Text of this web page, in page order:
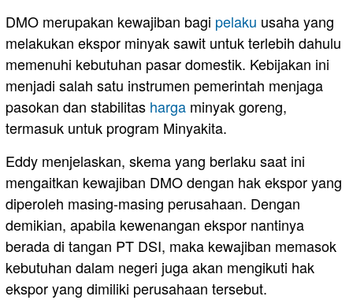
DMO merupakan kewajiban bagi pelaku usaha yang
melakukan ekspor minyak sawit untuk terlebih dahulu
memenuhi kebutuhan pasar domestik. Kebijakan ini
menjadi salah satu instrumen pemerintah menjaga
pasokan dan stabilitas harga minyak goreng,
termasuk untuk program Minyakita.
Eddy menjelaskan, skema yang berlaku saat ini
mengaitkan kewajiban DMO dengan hak ekspor yang
diperoleh masing-masing perusahaan. Dengan
demikian, apabila kewenangan ekspor nantinya
berada di tangan PT DSI, maka kewajiban memasok
kebutuhan dalam negeri juga akan mengikuti hak
ekspor yang dimiliki perusahaan tersebut.